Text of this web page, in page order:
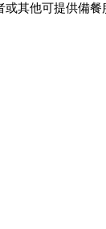
其他可提供備餐